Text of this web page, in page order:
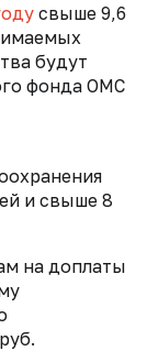
свыше 9,6
будут
фонда ОМС
и свыше 8
на доплаты